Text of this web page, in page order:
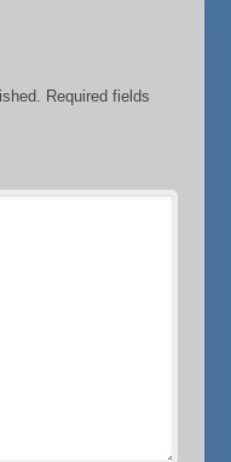
Required fields